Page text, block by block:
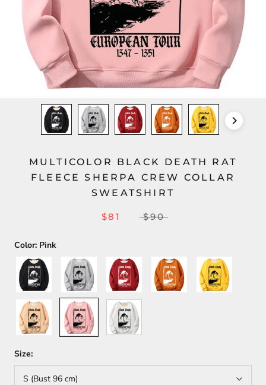
MULTICOLOR BLACK DEATH RAT
FLEECE SHERPA CREW COLLAR
SWEATSHIRT
$81 $90
Color: Pink
Black
Gray Red Orange Yellow
Khaki Pink White
Size:
S (Bust 96 cm)